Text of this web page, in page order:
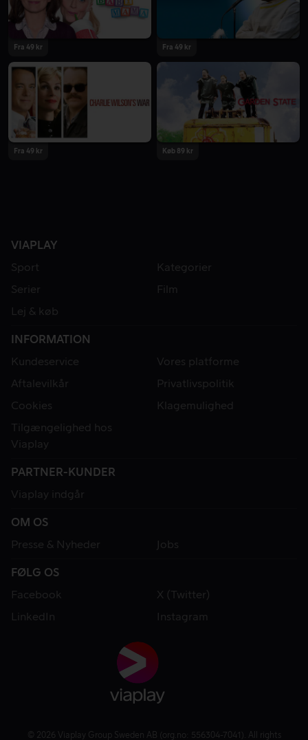
Fra 49 kr Fra 49 kr
Fra 49 kr Køb 89 kr
VIAPLAY
Sport
Kategorier
Serier
Film
Lej & køb
INFORMATION
Kundeservice
Vores platforme
Aftalevilkår
Privatlivspolitik
Cookies
Klagemulighed
Tilgængelighed hos
Viaplay
PARTNER-KUNDER
Viaplay indgår
OM OS
Presse & Nyheder
Jobs
FØLG OS
Facebook
X (Twitter)
LinkedIn
Instagram
© 2026 Viaplay Group Sweden AB (org.no: 556304-7041). All rights